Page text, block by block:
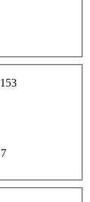
153
7